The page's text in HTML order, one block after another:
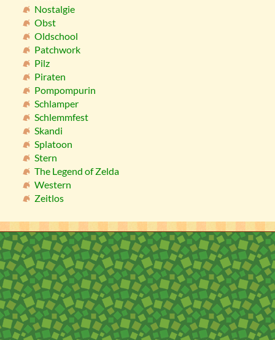
Nostalgie
Obst
Oldschool
Patchwork
Pilz
Piraten
Pompompurin
Schlamper
Schlemmfest
Skandi
Splatoon
Stern
The Legend of Zelda
Western
Zeitlos